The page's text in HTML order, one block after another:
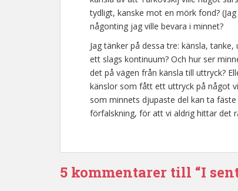
tydligt, kanske mot en mörk fond?
någonting jag ville bevara i minnet?
Jag tänker på dessa tre: känsla,
ett slags kontinuum? Och hur ser
det på vägen från känsla till uttryck?
känslor som fått ett uttryck på något
som minnets djupaste del kan ta
förfalskning, för att vi aldrig hittar det
5 kommentarer till “I